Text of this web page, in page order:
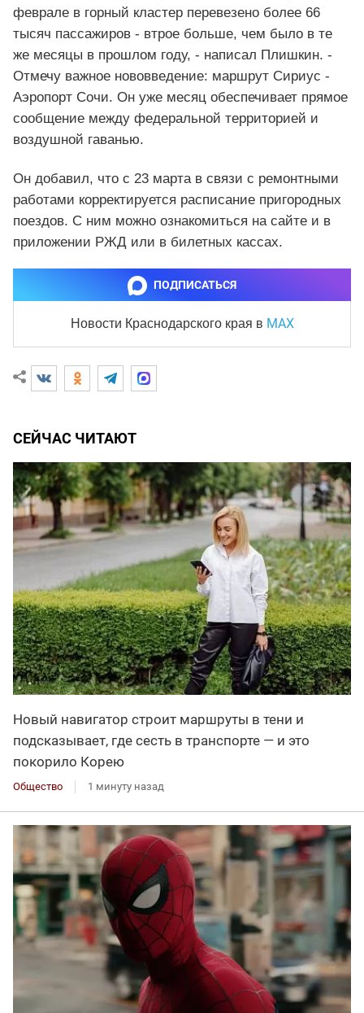
феврале в горный кластер перевезено более 66
тысяч пассажиров - втрое больше, чем было в те
же месяцы в прошлом году, - написал Плишкин. -
Отмечу важное нововведение: маршрут Сириус -
Аэропорт Сочи. Он уже месяц обеспечивает прямое
сообщение между федеральной территорией и
воздушной гаванью.
Он добавил, что с 23 марта в связи с ремонтными
работами корректируется расписание пригородных
поездов. С ним можно ознакомиться на сайте и в
приложении РЖД или в билетных кассах.
ПОДПИСАТЬСЯ
Новости Краснодарского края в MAX
СЕЙЧАС ЧИТАЮТ
Новый навигатор строит маршруты в тени и
подсказывает, где сесть в транспорте — и это
покорило Корею
Общество 1 минуту назад